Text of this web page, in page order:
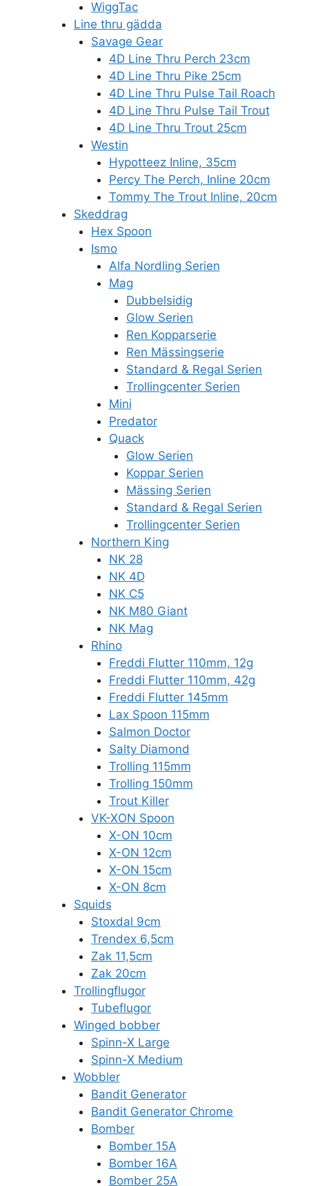
WiggTac
Line thru gädda
Savage Gear
4D Line Thru Perch 23cm
4D Line Thru Pike 25cm
4D Line Thru Pulse Tail Roach
4D Line Thru Pulse Tail Trout
4D Line Thru Trout 25cm
Westin
Hypotteez Inline, 35cm
Percy The Perch, Inline 20cm
Tommy The Trout Inline, 20cm
Skeddrag
Hex Spoon
Ismo
Alfa Nordling Serien
Mag
Dubbelsidig
Glow Serien
Ren Kopparserie
Ren Mässingserie
Standard & Regal Serien
Trollingcenter Serien
Mini
Predator
Quack
Glow Serien
Koppar Serien
Mässing Serien
Standard & Regal Serien
Trollingcenter Serien
Northern King
NK 28
NK 4D
NK C5
NK M80 Giant
NK Mag
Rhino
Freddi Flutter 110mm, 12g
Freddi Flutter 110mm, 42g
Freddi Flutter 145mm
Lax Spoon 115mm
Salmon Doctor
Salty Diamond
Trolling 115mm
Trolling 150mm
Trout Killer
VK-XON Spoon
X-ON 10cm
X-ON 12cm
X-ON 15cm
X-ON 8cm
Squids
Stoxdal 9cm
Trendex 6,5cm
Zak 11,5cm
Zak 20cm
Trollingflugor
Tubeflugor
Winged bobber
Spinn-X Large
Spinn-X Medium
Wobbler
Bandit Generator
Bandit Generator Chrome
Bomber
Bomber 15A
Bomber 16A
Bomber 25A